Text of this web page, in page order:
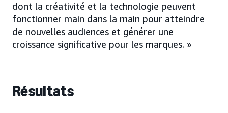
dont la créativité et la technologie peuvent
fonctionner main dans la main pour atteindre
de nouvelles audiences et générer une
croissance significative pour les marques. »
Résultats